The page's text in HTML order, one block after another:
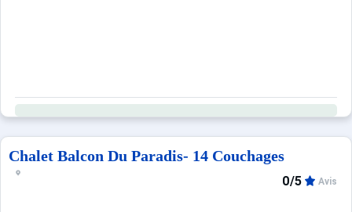
Chalet Balcon Du Paradis- 14 Couchages
0/5 Avis